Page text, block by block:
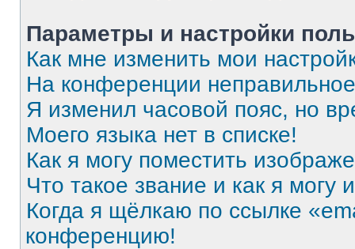
Параметры и настройки
Как мне изменить мои
На конференции
Я изменил часовой пояс, но
Моего языка нет в списке!
Как я могу поместить
Что такое звание и как я могу
Когда я щёлкаю по ссылке
конференцию!